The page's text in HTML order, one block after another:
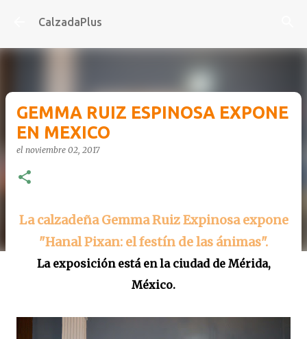
Ir al contenido principal
CalzadaPlus
GEMMA RUIZ ESPINOSA EXPONE
EN MEXICO
el noviembre 02, 2017
La calzadeña Gemma Ruiz Expinosa expone
"Hanal Pixan: el festín de las ánimas".
La exposición está en la ciudad de Mérida,
México.